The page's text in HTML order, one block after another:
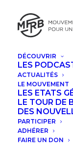
DÉCOUVRIR
LES
ACTUALITÉS
LE MOUVEMENT
LES ETATS
LE TOUR DE
DES
PARTICIPER
ADHÉRER
FAIRE UN DON
JANVIER,
DÉBAT
SOCIAL